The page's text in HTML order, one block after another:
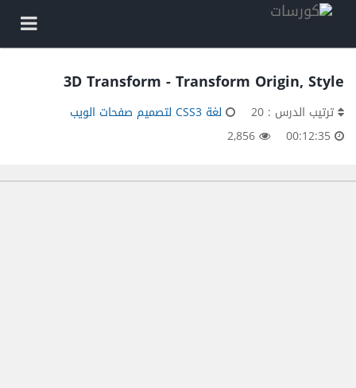
3D Transform - Transform Origin, Style
ترتيب الدرس : 20
لغة CSS3 لتصميم صفحات الويب